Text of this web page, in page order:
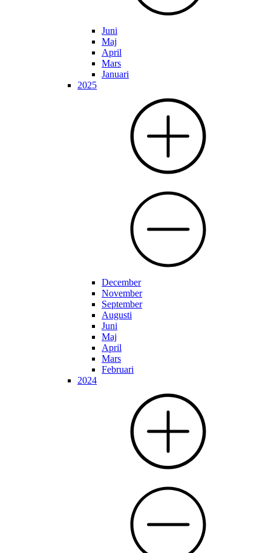
Juni
Maj
April
Mars
Januari
2025
December
November
September
Augusti
Juni
Maj
April
Mars
Februari
2024